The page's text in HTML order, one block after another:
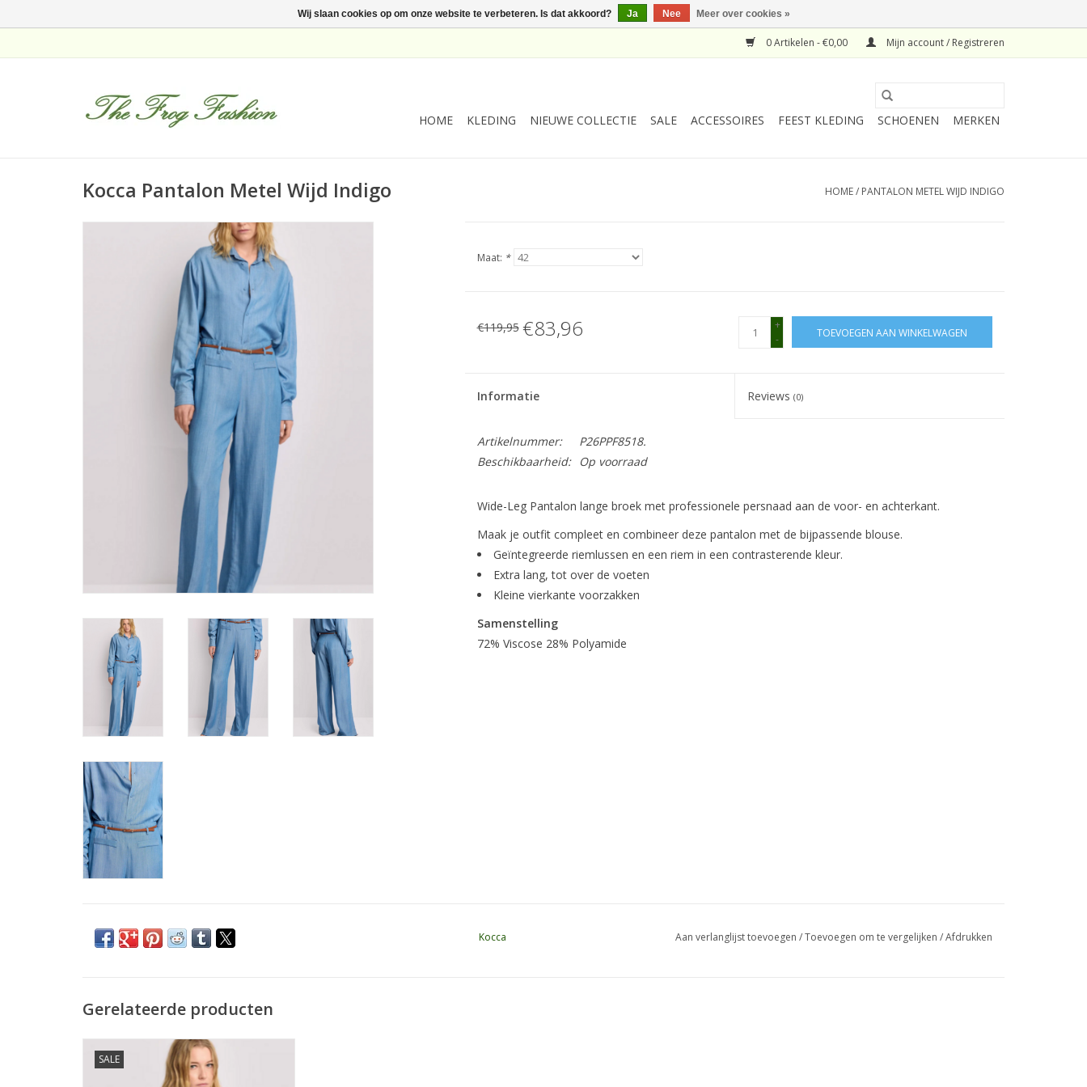
0 Artikelen - €0,00 Mijn account / Registreren
HOME KLEDING NIEUWE COLLECTIE SALE ACCESSOIRES FEEST KLEDING SCHOENEN MERKEN
Kocca Pantalon Metel Wijd Indigo HOME/ PANTALON METEL WIJD INDIGO
Maat: *
€119,95 €83,96
+
-
TOEVOEGEN AAN WINKELWAGEN
Informatie Reviews(0)
Artikelnummer:
P26PPF8518.
Beschikbaarheid:
Op voorraad
Wide-Leg Pantalon lange broek met professionele persnaad aan de voor- en achterkant.
Maak je outfit compleet en combineer deze pantalon met de bijpassende blouse.
Geïntegreerde riemlussen en een riem in een contrasterende kleur.
Extra lang, tot over de voeten
Kleine vierkante voorzakken
Samenstelling
72% Viscose 28% Polyamide
Kocca Aan verlanglijst toevoegen /Toevoegen om te vergelijken /Afdrukken
Gerelateerde producten
SALE
Kocca Jeansblouse Arnaldo Indigo
TOEVOEGEN AAN WINKELWAGEN
Wij slaan cookies op om onze website te verbeteren. Is dat akkoord? Ja Nee Meer over cookies »